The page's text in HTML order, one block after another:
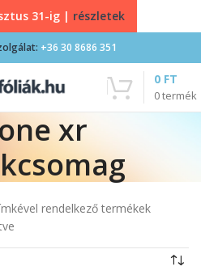
+36 30 8686 351
0termék
0 FT
xr
rendelkező termékek
31-ig | részletek